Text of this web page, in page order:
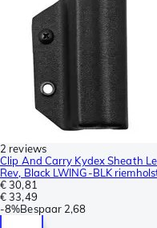
2 reviews
Clip And Carry Kydex Sheath
Rev, Black LWING-BLK
€ 30,81
€ 33,49
-8%Bespaar 2,68